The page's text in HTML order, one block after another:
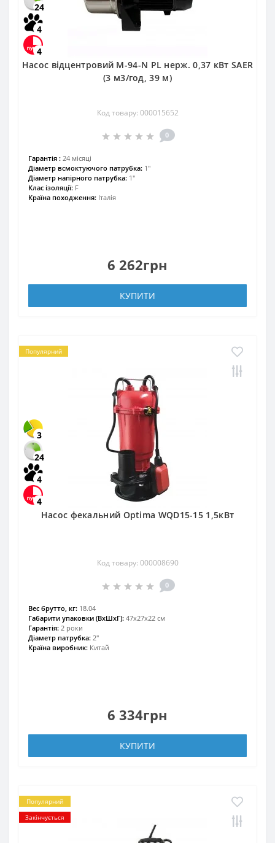
24
4
4
Насос відцентровий M-94-N PL нерж. 0,37 кВт SAER
(3 м3/год, 39 м)
Код товару: 000015652
0
Гарантія : 24 місяці
Діаметр всмоктуючого патрубка: 1″
Діаметр напірного патрубка: 1″
Клас ізоляції: F
Країна походження: Італія
6 262грн
КУПИТИ
Популярний
3
24
4
4
Насос фекальний Optima WQD15-15 1,5кВт
Код товару: 000008690
0
Вес брутто, кг: 18.04
Габарити упаковки (ВхШхГ): 47х27х22 см
Гарантія: 2 роки
Діаметр патрубка: 2″
Країна виробник: Китай
6 334грн
КУПИТИ
Популярний
Закінчується